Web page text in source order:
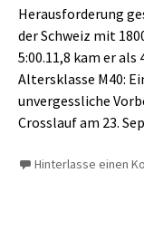
Herausforderung
der Schweiz mit
5:00.11,8 kam er als
Altersklasse M40:
unvergessliche
Crosslauf am 23.
Hinterlasse einen